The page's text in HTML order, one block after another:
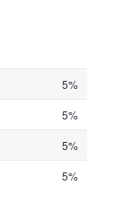
5%
5%
5%
5%